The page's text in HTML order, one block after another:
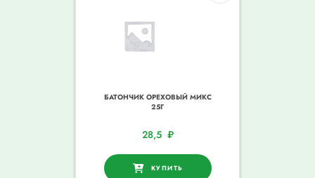
БАТОНЧИК ОРЕХОВЫЙ МИКС
25Г
28,5 ₽
КУПИТЬ